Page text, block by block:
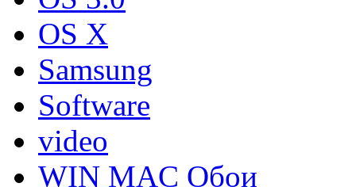
OS X
Samsung
Software
video
WIN MAC Обои